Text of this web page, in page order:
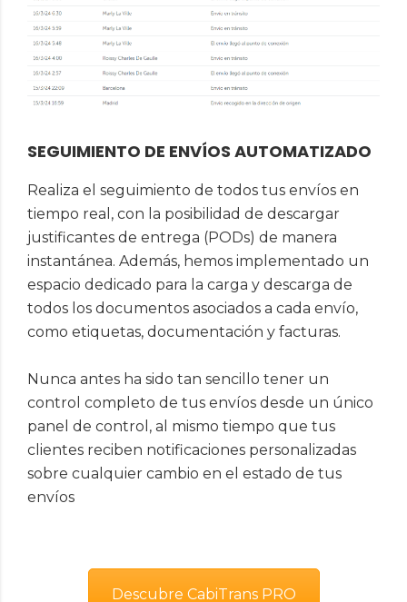
SEGUIMIENTO DE ENVÍOS AUTOMATIZADO
Realiza el seguimiento de todos tus envíos en
tiempo real, con la posibilidad de descargar
justificantes de entrega (PODs) de manera
instantánea. Además, hemos implementado un
espacio dedicado para la carga y descarga de
todos los documentos asociados a cada envío,
como etiquetas, documentación y facturas.
Nunca antes ha sido tan sencillo tener un
control completo de tus envíos desde un único
panel de control, al mismo tiempo que tus
clientes reciben notificaciones personalizadas
sobre cualquier cambio en el estado de tus
envíos
Descubre CabiTrans PRO